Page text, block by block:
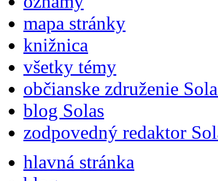
mapa stránky
knižnica
všetky témy
občianske združenie
blog Solas
zodpovedný redaktor
hlavná stránka